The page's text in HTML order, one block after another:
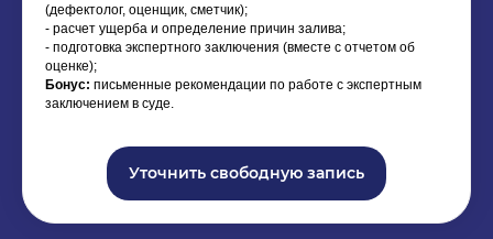
(дефектолог, оценщик, сметчик);
- расчет ущерба и определение причин залива;
- подготовка экспертного заключения (вместе с отчетом об
оценке);
Бонус: письменные рекомендации по работе с экспертным
заключением в суде.
Уточнить свободную запись
Образец АКТА О ЗАЛИВЕ